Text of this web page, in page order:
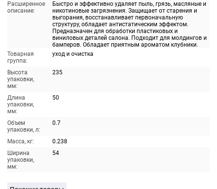
Расширенное
описание:
Быстро и эффективно удаляет пыль, грязь, масляные и
никотиновые загрязнения. Защищает от старения и
выгорания, восстанавливает первоначальную
структуру, обладает антистатическим эффектом.
Предназначен для обработки пластиковых и
виниловых деталей салона. Подходит для молдингов и
бамперов. Обладает приятным ароматом клубники.
Товарная
группа:
уход и очистка
Высота
упаковки,
мм:
235
Длина
упаковки,
мм:
50
Объем
упаковки, л:
0.7
Масса, кг:
0.238
Ширина
упаковки,
мм:
54